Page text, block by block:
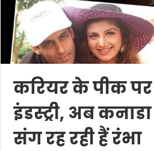
करियर के पीक
इंडस्ट्री, अब
संग रह रही हैं रंभा